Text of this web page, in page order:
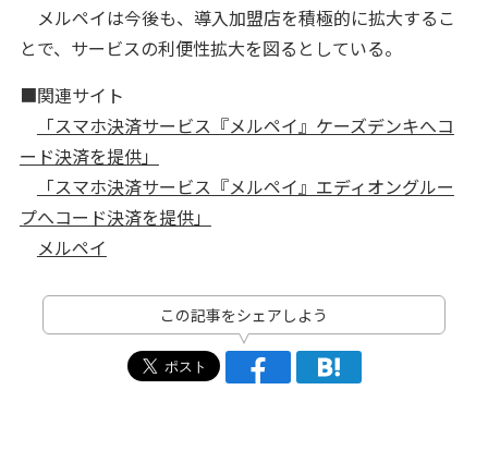
メルペイは今後も、導入加盟店を積極的に拡大するこ
とで、サービスの利便性拡大を図るとしている。
■関連サイト
「スマホ決済サービス『メルペイ』ケーズデンキへコ
ード決済を提供」
「スマホ決済サービス『メルペイ』エディオングルー
プへコード決済を提供」
メルペイ
この記事をシェアしよう